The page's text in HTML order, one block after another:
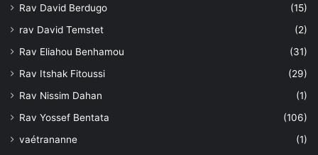
Rav David Berdugo
(15)
rav David Temstet
(2)
Rav Eliahou Benhamou
(31)
Rav Itshak Fitoussi
(29)
Rav Nissim Dahan
(1)
Rav Yossef Bentata
(106)
vaétrananne
(1)